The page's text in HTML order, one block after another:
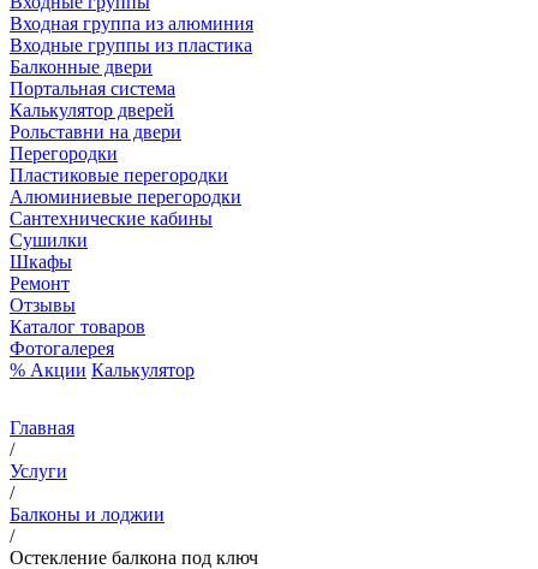
Входная группа из алюминия
Входные группы из пластика
Балконные двери
Портальная система
Калькулятор дверей
Рольставни на двери
Перегородки
Пластиковые перегородки
Алюминиевые перегородки
Сантехнические кабины
Сушилки
Шкафы
Ремонт
Отзывы
Каталог товаров
Фотогалерея
% Акции Калькулятор
Главная
/
Услуги
/
Балконы и лоджии
/
Остекление балкона под ключ